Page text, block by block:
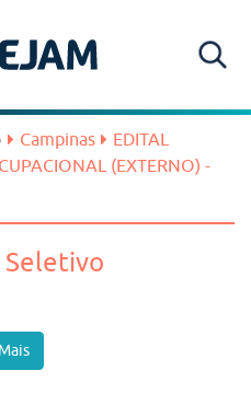
Campinas
EDITAL
(EXTERNO) -
Seletivo